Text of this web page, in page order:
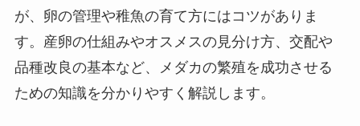
が、卵の管理や稚魚の育て方にはコツがありま
す。産卵の仕組みやオスメスの見分け方、交配や
品種改良の基本など、メダカの繁殖を成功させる
ための知識を分かりやすく解説します。